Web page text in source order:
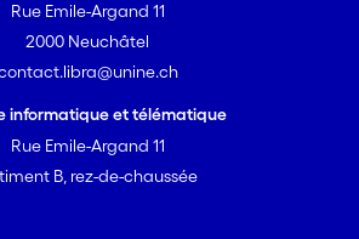
Rue Emile-Argand 11
2000 Neuchâtel
informatique et télématique
Rue Emile-Argand 11
B, rez-de-chaussée